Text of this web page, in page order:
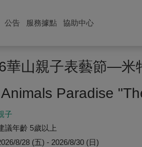
公告 服務據點 協助中心
華山親子表藝節—米
Animals Paradise
子
議年齡 5歲以上
8/28 (五) - 2026/8/30 (日)